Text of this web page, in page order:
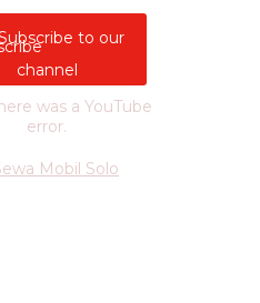
to our
channel
was a YouTube
error.